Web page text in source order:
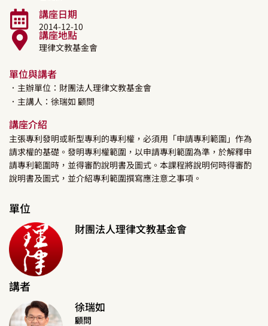
講座日期
2014-12-10
講座地點
理律文教基金會
單位與講者
．主辦單位：財團法人理律文教基金會
．主講人： 徐瑞如 顧問
講座介紹
主張專利發明或新型專利的專利權，必須用「申請專利範圍」作為
請求權的基礎。發明專利權範圍，以申請專利範圍為準，於解釋申
請專利範圍時，並得審酌說明書及圖式。本課程將說明何時得審酌
說明書及圖式，並介紹專利範圍撰寫應注意之事項。
單位
財團法人理律文教基金會
講者
徐瑞如
顧問